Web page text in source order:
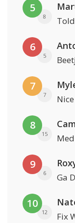
5
8
6
5
7
7
8
15
9
6 Ga
10
12 Fix